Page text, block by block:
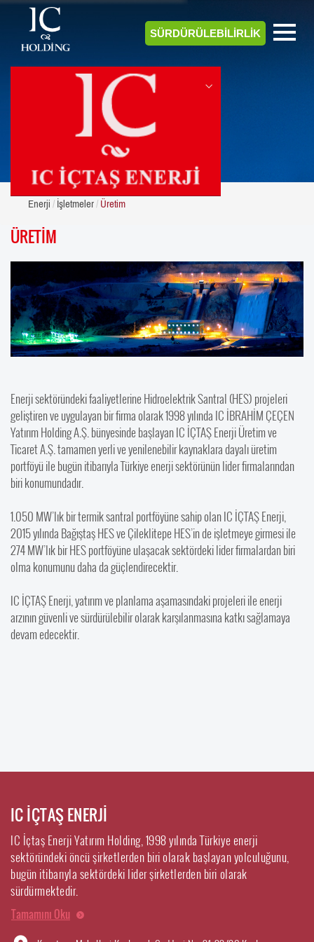
SÜRDÜRÜLEBİLİRLİK
ENERJİ
Enerji İşletmeler Üretim
ÜRETİM
Enerji sektöründeki faaliyetlerine Hidroelektrik Santral (HES) projeleri
geliştiren ve uygulayan bir firma olarak 1998 yılında IC İBRAHİM ÇEÇEN
Yatırım Holding A.Ş. bünyesinde başlayan IC İÇTAŞ Enerji Üretim ve
Ticaret A.Ş. tamamen yerli ve yenilenebilir kaynaklara dayalı üretim
portföyü ile bugün itibarıyla Türkiye enerji sektörünün lider firmalarından
biri konumundadır.
1.050 MW’lık bir termik santral portföyüne sahip olan IC İÇTAŞ Enerji,
2015 yılında Bağıştaş HES ve Çileklitepe HES’in de işletmeye girmesi ile
274 MW’lık bir HES portföyüne ulaşacak sektördeki lider firmalardan biri
olma konumunu daha da güçlendirecektir.
IC İÇTAŞ Enerji, yatırım ve planlama aşamasındaki projeleri ile enerji
arzının güvenli ve sürdürülebilir olarak karşılanmasına katkı sağlamaya
devam edecektir.
IC İÇTAŞ ENERJİ
IC İçtaş Enerji Yatırım Holding, 1998 yılında Türkiye enerji
sektöründeki öncü şirketlerden biri olarak başlayan yolculuğunu,
bugün itibarıyla sektördeki lider şirketlerden biri olarak
sürdürmektedir.
Tamamını Oku